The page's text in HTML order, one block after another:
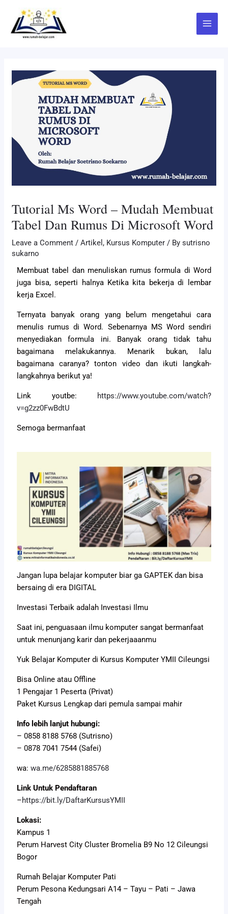
content
Main
Menu
Tutorial Ms Word – Mudah Membuat
Tabel Dan Rumus Di Microsoft Word
Leave a Comment /Artikel , Kursus Komputer / Bysutrisno
sukarno
Membuat tabel dan menuliskan rumus formula di Word
juga bisa, seperti halnya Ketika kita bekerja di lembar
kerja Excel.
Ternyata banyak orang yang belum mengetahui cara
menulis rumus di Word. Sebenarnya MS Word sendiri
menyediakan formula ini. Banyak orang tidak tahu
bagaimana melakukannya. Menarik bukan, lalu
bagaimana caranya? tonton video dan ikuti langkah-
langkahnya berikut ya!
Link youtbe:
https://www.youtube.com/watch?
v=g2zz0FwBdtU
Semoga bermanfaat
Jangan lupa belajar komputer biar ga GAPTEK dan bisa
bersaing di era DIGITAL
Investasi Terbaik adalah Investasi Ilmu
Saat ini, penguasaan ilmu komputer sangat bermanfaat
untuk menunjang karir dan pekerjaaanmu
Yuk Belajar Komputer di Kursus Komputer YMII Cileungsi
Bisa Online atau Offline
1 Pengajar 1 Peserta (Privat)
Paket Kursus Lengkap dari pemula sampai mahir
Info lebih lanjut hubungi:
– 0858 8188 5768 (Sutrisno)
– 0878 7041 7544 (Safei)
wa:wa.me/6285881885768
Link Untuk Pendaftaran
–https://bit.ly/DaftarKursusYMII
Lokasi:
Kampus 1
Perum Harvest City Cluster Bromelia B9 No 12 Cileungsi
Bogor
Rumah Belajar Komputer Pati
Perum Pesona Kedungsari A14 – Tayu – Pati – Jawa
Tengah
navigation